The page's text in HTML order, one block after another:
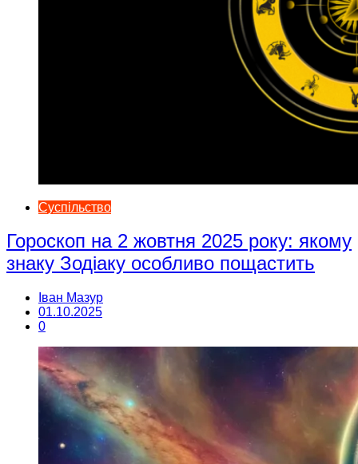
Суспільство
Гороскоп на 2 жовтня 2025 року: якому
знаку Зодіаку особливо пощастить
Іван Мазур
01.10.2025
0